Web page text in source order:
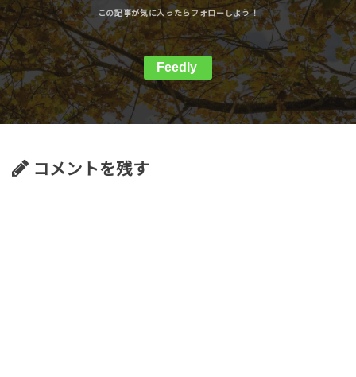
Feedly
コメントを残す